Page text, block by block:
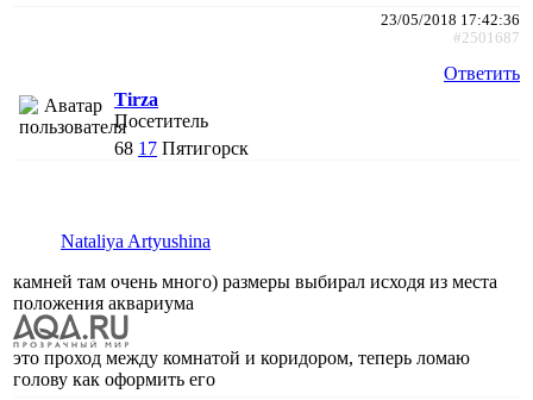
23/05/2018 17:42:36
#2501687
Ответить
Tirza
Посетитель
68 17 Пятигорск
Nataliya Artyushina
камней там очень много) размеры выбирал исходя из места
положения аквариума
это проход между комнатой и коридором, теперь ломаю
голову как оформить его